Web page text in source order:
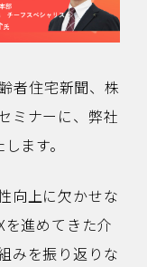
者住宅新聞、株
ミナーに、弊社
ます。
向上に欠かせな
を進めてきた介
みを振り返りな